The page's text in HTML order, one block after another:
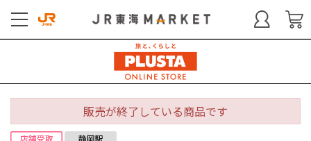
販売が終了している商品です